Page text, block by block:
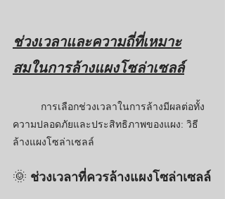
ช่วงเวลาและความถี่ที่เหมาะ
สมในการล้างแผงโซล่าเซลล์
การเลือกช่วงเวลาในการล้างมีผลต่อทั้ง
ความปลอดภัยและประสิทธิภาพของแผง: วิธี
ล้างแผงโซล่าเซลล์
🌞 ช่วงเวลาที่ควรล้างแผงโซล่าเซลล์